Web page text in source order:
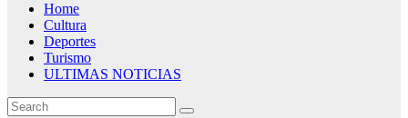
Home
Cultura
Deportes
Turismo
ULTIMAS NOTICIAS